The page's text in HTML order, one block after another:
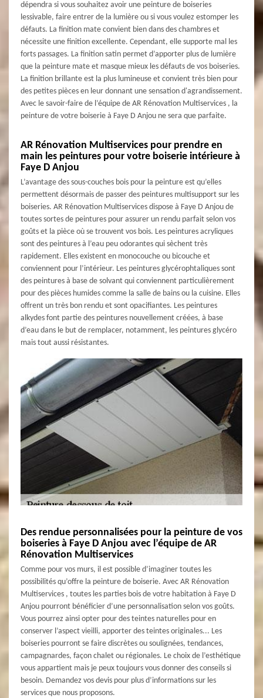
dépendra si vous souhaitez avoir une peinture de boiseries
lessivable, faire entrer de la lumière ou si vous voulez estomper les
défauts. La finition mate convient bien dans des chambres et
nécessite une finition excellente. Cependant, elle supporte mal les
forts passages. La finition satin permet d’apporter plus de lumière
que la peinture mate et masque mieux les défauts de vos boiseries.
La finition brillante est la plus lumineuse et convient très bien pour
des petites pièces en leur donnant une sensation d'agrandissement.
Avec le savoir-faire de l’équipe de AR Rénovation Multiservices , la
peinture de votre boiserie à Faye D Anjou ne sera que parfaite.
AR Rénovation Multiservices pour prendre en
main les peintures pour votre boiserie intérieure à
Faye D Anjou
L’avantage des sous-couches bois pour la peinture est qu’elles
permettent désormais de passer des peintures multisupport sur les
boiseries. AR Rénovation Multiservices dispose à Faye D Anjou de
toutes sortes de peintures pour assurer un rendu parfait selon vos
goûts et la pièce où se trouvent vos bois. Les peintures acryliques
sont des peintures à l’eau peu odorantes qui sèchent très
rapidement. Elles existent en monocouche ou bicouche et
conviennent pour l’intérieur. Les peintures glycérophtaliques sont
des peintures à base de solvant qui conviennent particulièrement
pour des pièces humides comme la salle de bains ou la cuisine. Elles
offrent un très bon rendu et sont opacifiantes. Les peintures
alkydes font partie des peintures nouvellement créées, à base
d’eau dans le but de remplacer, notamment, les peintures glycéro
mais tout aussi résistantes.
Des rendue personnalisées pour la peinture de vos
boiseries à Faye D Anjou avec l’équipe de AR
Rénovation Multiservices
Comme pour vos murs, il est possible d’imaginer toutes les
possibilités qu’offre la peinture de boiserie. Avec AR Rénovation
Multiservices , toutes les parties bois de votre habitation à Faye D
Anjou pourront bénéficier d’une personnalisation selon vos goûts.
Vous pourrez ainsi opter pour des teintes naturelles pour en
conserver l’aspect vieilli, apporter des teintes originales... Les
boiseries pourront se faire discrètes ou soulignées, tendances,
campagnardes, façon chalet ou régionales. Le choix de l’esthétique
vous appartient mais je peux toujours vous donner des conseils si
besoin. Demandez vos devis pour plus d’informations sur les
services que nous proposons.